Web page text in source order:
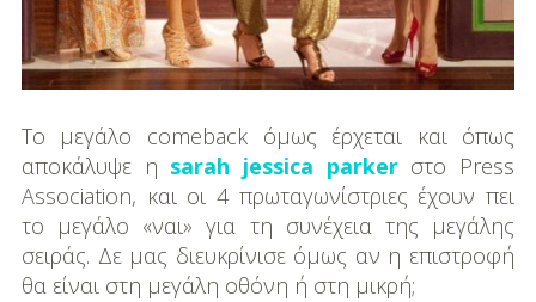
Το μεγάλο comeback όμως έρχεται και όπως
αποκάλυψε η sarah jessica parkerστο Press
Association, και οι 4 πρωταγωνίστριες έχουν πει
το μεγάλο «ναι» για τη συνέχεια της μεγάλης
σειράς. Δε μας διευκρίνισε όμως αν η επιστροφή
θα είναι στη μεγάλη οθόνη ή στη μικρή;